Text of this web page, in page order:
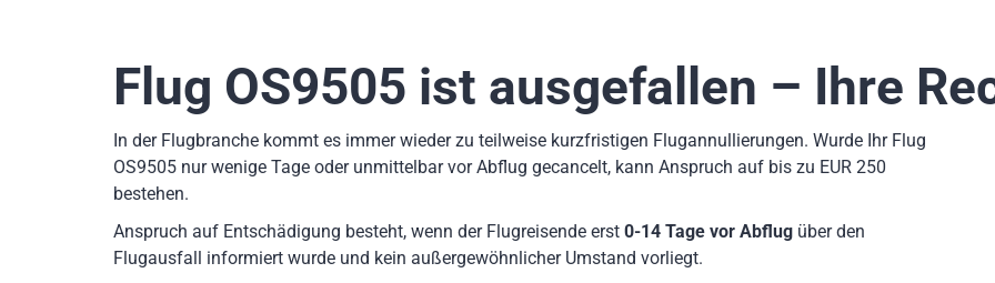
Flug OS9505 ist ausgefallen – Ihre
In der Flugbranche kommt es immer wieder zu teilweise kurzfristigen Flugannullierungen. Wurde Ihr Flug
OS9505 nur wenige Tage oder unmittelbar vor Abflug gecancelt, kann Anspruch auf bis zu EUR 250
bestehen.
Anspruch auf Entschädigung besteht, wenn der Flugreisende erst 0-14 Tage vor Abflug über den
Flugausfall informiert wurde und kein außergewöhnlicher Umstand vorliegt.